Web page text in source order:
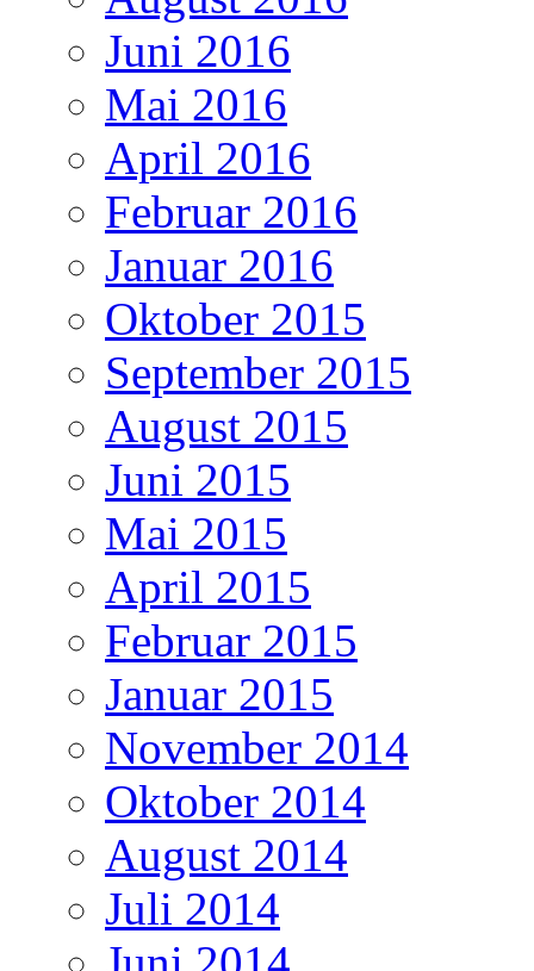
Juni 2016
Mai 2016
April 2016
Februar 2016
Januar 2016
Oktober 2015
September 2015
August 2015
Juni 2015
Mai 2015
April 2015
Februar 2015
Januar 2015
November 2014
Oktober 2014
August 2014
Juli 2014